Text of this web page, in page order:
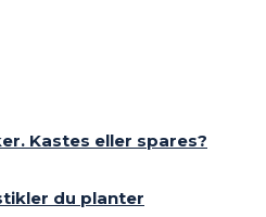
Kastes eller spares?
du planter